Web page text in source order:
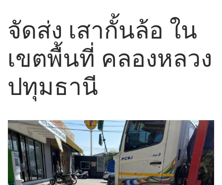
จัดส่ง เสากั้นล้อ ใน
เขตพื้นที่ คลองหลวง
ปทุมธานี